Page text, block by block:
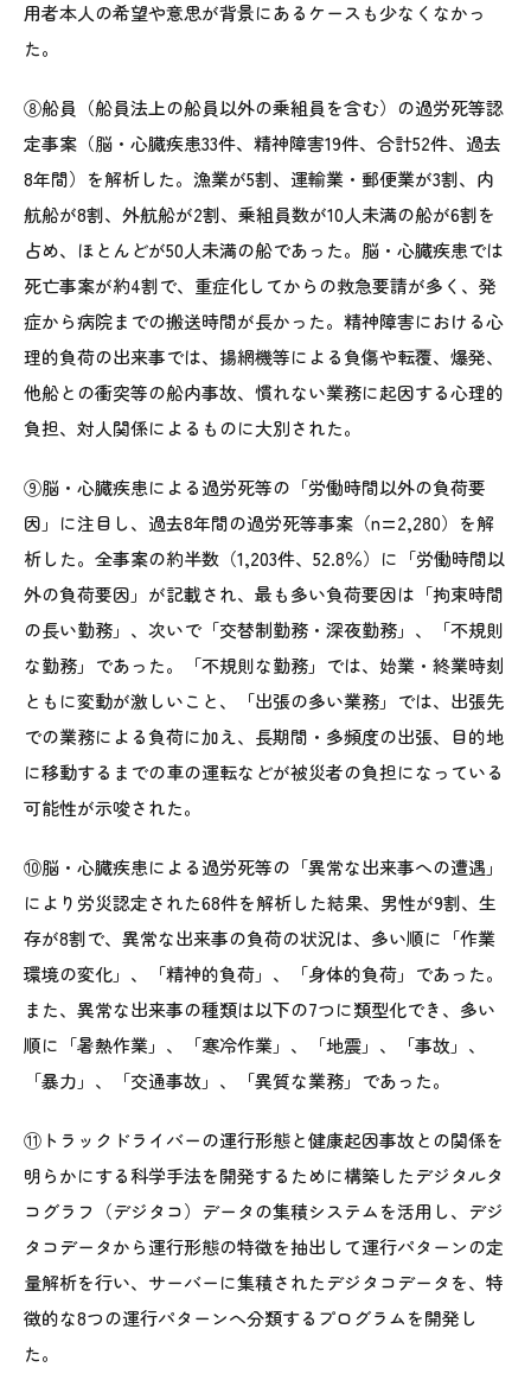
用者本人の希望や意思が背景にあるケースも少なくなかっ
た。
⑧船員（船員法上の船員以外の乗組員を含む）の過労死等認
定事案（脳・心臓疾患33件、精神障害19件、合計52件、過去
8年間）を解析した。漁業が5割、運輸業・郵便業が3割、内
航船が8割、外航船が2割、乗組員数が10人未満の船が6割を
占め、ほとんどが50人未満の船であった。脳・心臓疾患では
死亡事案が約4割で、重症化してからの救急要請が多く、発
症から病院までの搬送時間が長かった。精神障害における心
理的負荷の出来事では、揚網機等による負傷や転覆、爆発、
他船との衝突等の船内事故、慣れない業務に起因する心理的
負担、対人関係によるものに大別された。
⑨脳・心臓疾患による過労死等の「労働時間以外の負荷要
因」に注目し、過去8年間の過労死等事案（n=2,280）を解
析した。全事案の約半数（1,203件、52.8％）に「労働時間以
外の負荷要因」が記載され、最も多い負荷要因は「拘束時間
の長い勤務」、次いで「交替制勤務・深夜勤務」、「不規則
な勤務」であった。「不規則な勤務」では、始業・終業時刻
ともに変動が激しいこと、「出張の多い業務」では、出張先
での業務による負荷に加え、長期間・多頻度の出張、目的地
に移動するまでの車の運転などが被災者の負担になっている
可能性が示唆された。
⑩脳・心臓疾患による過労死等の「異常な出来事への遭遇」
により労災認定された68件を解析した結果、男性が9割、生
存が8割で、異常な出来事の負荷の状況は、多い順に「作業
環境の変化」、「精神的負荷」、「身体的負荷」であった。
また、異常な出来事の種類は以下の7つに類型化でき、多い
順に「暑熱作業」、「寒冷作業」、「地震」、「事故」、
「暴力」、「交通事故」、「異質な業務」であった。
⑪トラックドライバーの運行形態と健康起因事故との関係を
明らかにする科学手法を開発するために構築したデジタルタ
コグラフ（デジタコ）データの集積システムを活用し、デジ
タコデータから運行形態の特徴を抽出して運行パターンの定
量解析を行い、サーバーに集積されたデジタコデータを、特
徴的な8つの運行パターンへ分類するプログラムを開発し
た。